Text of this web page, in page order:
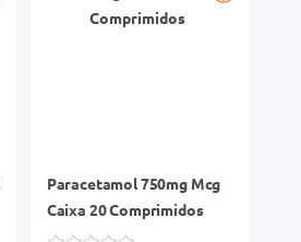
Paracetamol 750mg Mcg
Caixa 20 Comprimidos